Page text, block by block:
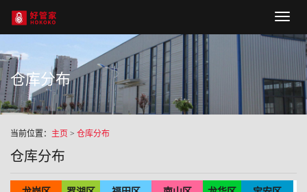
仓库分布
当前位置： 主页 > 仓库分布
仓库分布